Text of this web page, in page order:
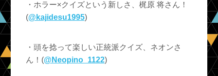
・ホラー×クイズという新しさ、梶原 将さん！
(@kajidesu1995)
・頭を捻って楽しい正統派クイズ、ネオンさ
ん！(@Neopino_1122)